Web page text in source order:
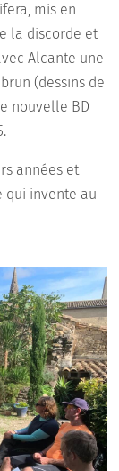
mis en
la discorde et
Alcante une
(dessins de
nouvelle BD
années et
qui invente au